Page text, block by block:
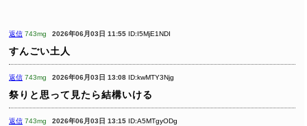
返信 743mg 2026年06月03日 11:55 ID:I5MjE1NDI
すんごい土人
返信 743mg 2026年06月03日 13:08 ID:kwMTY3Njg
祭りと思って見たら結構いける
返信 743mg 2026年06月03日 13:15 ID:A5MTgyODg